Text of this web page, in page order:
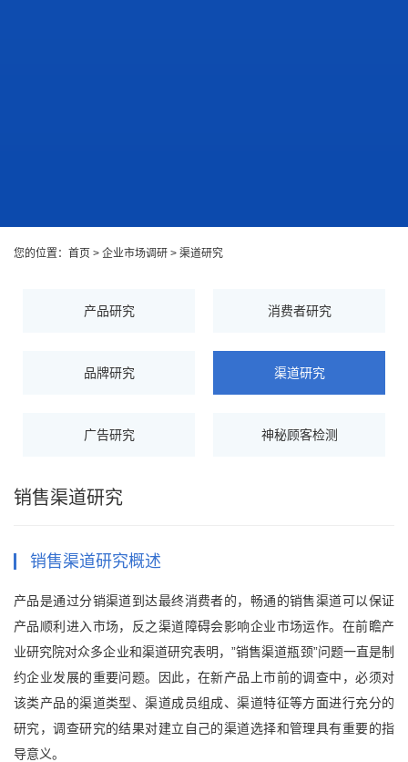
您的位置： 首页 > 企业市场调研 > 渠道研究
产品研究 消费者研究
品牌研究 渠道研究
广告研究 神秘顾客检测
销售渠道研究
销售渠道研究概述
产品是通过分销渠道到达最终消费者的，畅通的销售渠道可以保证
产品顺利进入市场，反之渠道障碍会影响企业市场运作。在前瞻产
业研究院对众多企业和渠道研究表明，”销售渠道瓶颈”问题一直是制
约企业发展的重要问题。因此，在新产品上市前的调查中，必须对
该类产品的渠道类型、渠道成员组成、渠道特征等方面进行充分的
研究，调查研究的结果对建立自己的渠道选择和管理具有重要的指
导意义。